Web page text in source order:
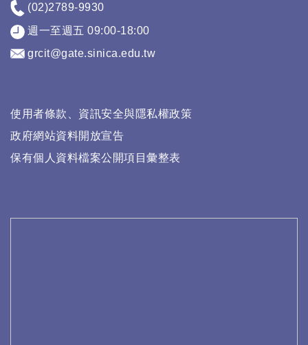
(02)2789-9930
週一至週五 09:00-18:00
grcit@gate.sinica.edu.tw
使用者條款、資訊安全與隱私權政策
政府網站資料開放宣告
保有個人資料檔案公開項目彙整表